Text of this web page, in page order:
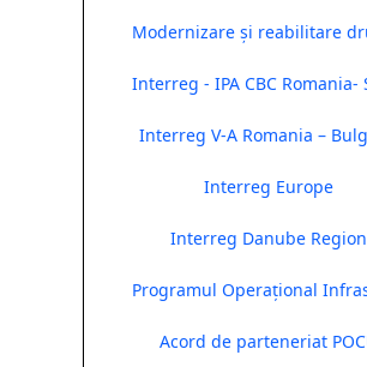
Interreg V-A Romania –
Interreg Europe
Interreg Danube Region
Acord de parteneriat